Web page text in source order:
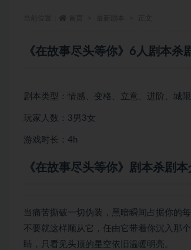
《在故事尽头等你》6人剧本杀
剧本类型：情感、变格、立意、进阶、城限
玩家人数：3男3女
游戏时长：4h
《在故事尽头等你》剧本杀剧本
当痛苦撕破一切伪装，黑暗瞬间占据你的
不要就这样顺从它，任由它带着你沉入那
睛，只看见头顶的星空依旧温暖明亮。